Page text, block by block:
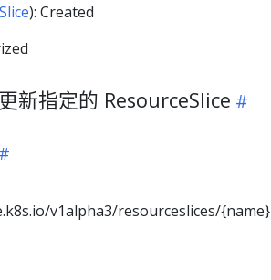
): Created
新指定的 ResourceSlice
v1alpha3/resourceslices/{name}